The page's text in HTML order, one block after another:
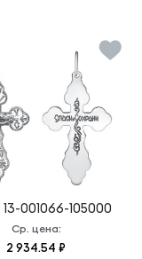
13-001066-105000
Ср. цена:
2 934.54 ₽